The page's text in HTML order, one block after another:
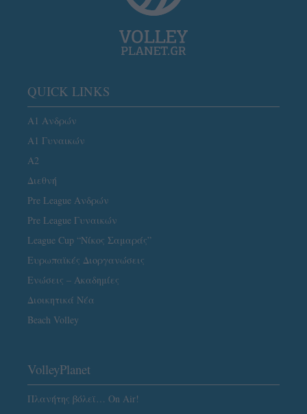
QUICK LINKS
Α1 Ανδρών
Α1 Γυναικών
A2
Διεθνή
Pre League Ανδρών
Pre League Γυναικών
League Cup “Νίκος Σαμαράς”
Ευρωπαϊκές Διοργανώσεις
Ενώσεις – Ακαδημίες
Διοικητικά Νέα
Beach Volley
VolleyPlanet
Πλανήτης βόλεϊ… On Air!